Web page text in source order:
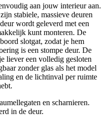
aan jouw interieur aan.
stabiele, massieve deuren
wordt geleverd met een
kunt monteren. De
slotgat, zodat je hem
is een stompe deur. De
liever een volledig gesloten
zonder glas als het model
en de lichtinval per ruimte
en scharnieren.
in de deur.